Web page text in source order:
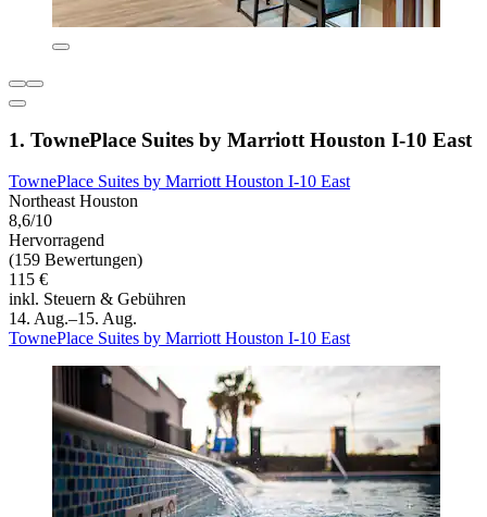
1. TownePlace Suites by Marriott Houston I-10 East
TownePlace Suites by Marriott Houston I-10 East
Northeast Houston
8,6/10
Hervorragend
(159 Bewertungen)
115 €
inkl. Steuern & Gebühren
14. Aug.–15. Aug.
TownePlace Suites by Marriott Houston I-10 East